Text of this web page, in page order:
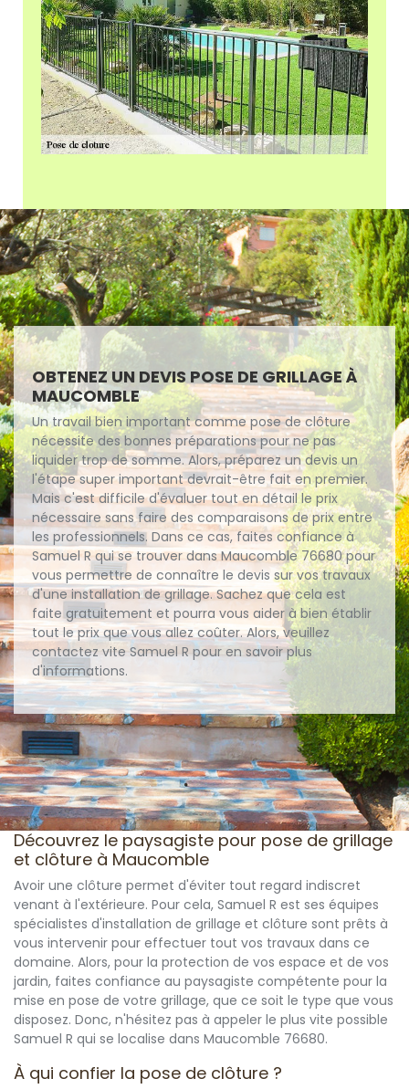
OBTENEZ UN DEVIS POSE DE GRILLAGE À
MAUCOMBLE
Un travail bien important comme pose de clôture
nécessite des bonnes préparations pour ne pas
liquider trop de somme. Alors, préparez un devis un
l'étape super important devrait-être fait en premier.
Mais c'est difficile d'évaluer tout en détail le prix
nécessaire sans faire des comparaisons de prix entre
les professionnels. Dans ce cas, faites confiance à
Samuel R qui se trouver dans Maucomble 76680 pour
vous permettre de connaître le devis sur vos travaux
d'une installation de grillage. Sachez que cela est
faite gratuitement et pourra vous aider à bien établir
tout le prix que vous allez coûter. Alors, veuillez
contactez vite Samuel R pour en savoir plus
d'informations.
Découvrez le paysagiste pour pose de grillage
et clôture à Maucomble
Avoir une clôture permet d'éviter tout regard indiscret
venant à l'extérieure. Pour cela, Samuel R est ses équipes
spécialistes d'installation de grillage et clôture sont prêts à
vous intervenir pour effectuer tout vos travaux dans ce
domaine. Alors, pour la protection de vos espace et de vos
jardin, faites confiance au paysagiste compétente pour la
mise en pose de votre grillage, que ce soit le type que vous
disposez. Donc, n'hésitez pas à appeler le plus vite possible
Samuel R qui se localise dans Maucomble 76680.
À qui confier la pose de clôture ?